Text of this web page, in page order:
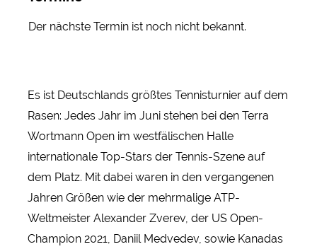
Der nächste Termin ist noch nicht bekannt.
Es ist Deutschlands größtes Tennisturnier auf dem
Rasen: Jedes Jahr im Juni stehen bei den Terra
Wortmann Open im westfälischen Halle
internationale Top-Stars der Tennis-Szene auf
dem Platz. Mit dabei waren in den vergangenen
Jahren Größen wie der mehrmalige ATP-
Weltmeister Alexander Zverev, der US Open-
Champion 2021, Daniil Medvedev, sowie Kanadas